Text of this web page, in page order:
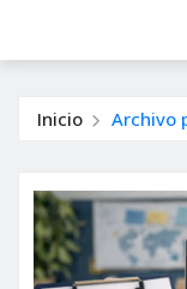
Inicio Archivo